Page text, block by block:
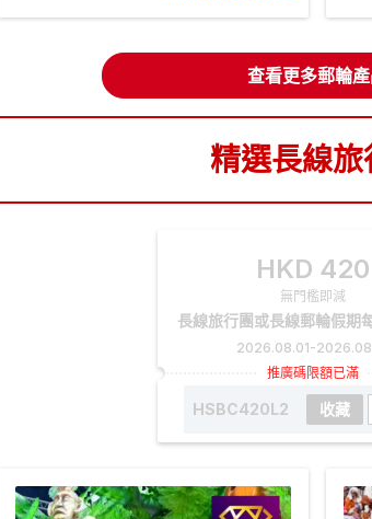
查看更多郵輪
精選長線旅
HKD 420
無門檻即減
2026.08.01-
推廣碼限額已滿
HSBC420L2 收藏